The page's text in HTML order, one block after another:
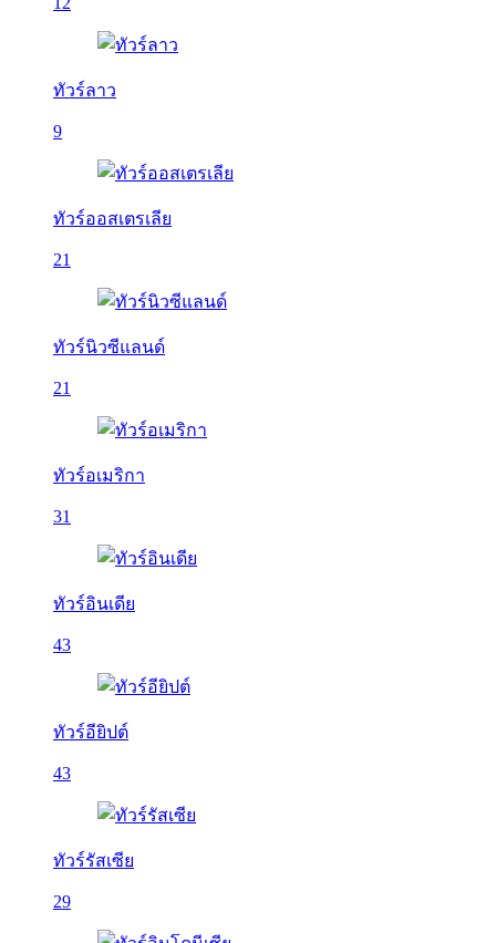
ทัวร์ลาว
9
ทัวร์ออสเตรเลีย
21
ทัวร์นิวซีแลนด์
21
ทัวร์อเมริกา
31
ทัวร์อินเดีย
43
ทัวร์อียิปต์
43
ทัวร์รัสเซีย
29